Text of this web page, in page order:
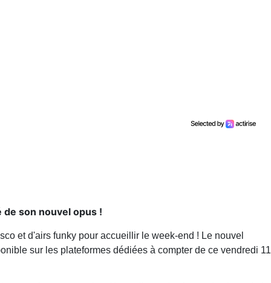
son nouvel opus !
et d'airs funky pour accueillir le week-end ! Le nouvel
sur les plateformes dédiées à compter de ce vendredi 11